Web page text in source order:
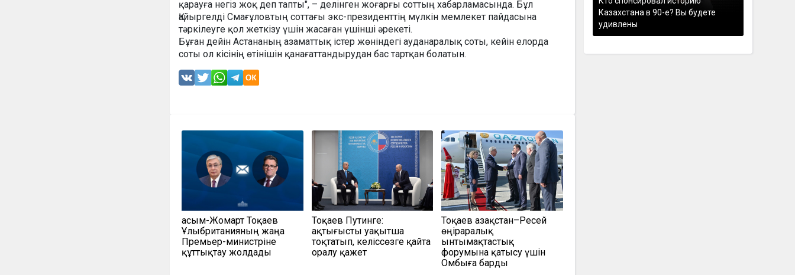
қарауға негіз жоқ деп тапты", – делінген жоғарғы соттың хабарламасында. Бұл
Қайыргелді Смағұловтың соттағы экс-президенттің мүлкін мемлекет пайдасына
тәркілеуге қол жеткізу үшін жасаған үшінші әрекеті.
Бұған дейін Астананың азаматтық істер жөніндегі ауданаралық соты, кейін елорда
соты ол кісінің өтінішін қанағаттандырудан бас тартқан болатын.
Қасым-Жомарт Тоқаев
Ұлыбританияның жаңа
Премьер-министріне
құттықтау жолдады
Тоқаев Путинге:
Қақтығысты уақытша
тоқтатып, келіссөзге қайта
оралу қажет
Тоқаев Қазақстан–Ресей
өңіраралық
ынтымақтастық
форумына қатысу үшін
Омбыға барды
Казахстана в 90-е? Вы будете
удивлены